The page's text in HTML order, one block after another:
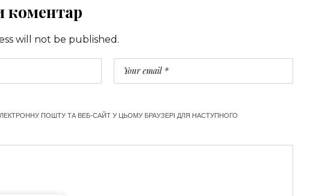
will not be published.
ПОШТУ ТА ВЕБ-САЙТ У ЦЬОМУ БРАУЗЕРІ ДЛЯ НАСТУПНОГО